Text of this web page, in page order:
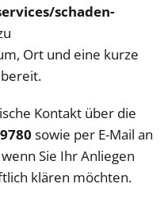
schaden-
Ort und eine kurze
Kontakt über die
sowie per E-Mail an
Sie Ihr Anliegen
klären möchten.